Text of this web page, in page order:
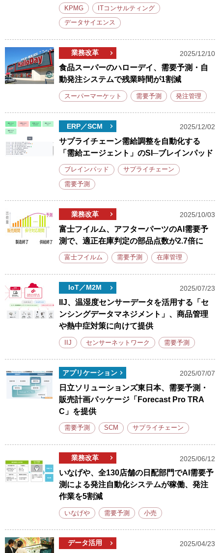
KPMG ITコンサルティング
データサイエンス
業務改革 2025/12/10
食品スーパーのハローデイ、需要予測・自
動発注システムで残業時間が1割減
スーパーマーケット 需要予測 発注管理
ERP／SCM 2025/12/02
サプライチェーン需給調整を自動化する
「需給エージェント」のSI─ブレインパッド
ブレインパッド サプライチェーン
需要予測
業務改革 2025/10/03
富士フイルム、アフターパーツのAI需要予
測で、適正在庫判定の部品点数が2.7倍に
富士フイルム 需要予測 在庫管理
IoT／M2M 2025/07/23
IIJ、温湿度センサーデータを活用する「セ
ンシングデータマネジメント」、商品管理
や熱中症対策に向けて提供
IIJ センサーネットワーク 需要予測
アプリケーション 2025/07/07
日立ソリューションズ東日本、需要予測・
販売計画パッケージ「Forecast Pro TRA
C」を提供
需要予測 SCM サプライチェーン
業務改革 2025/06/12
いなげや、全130店舗の日配部門でAI需要予
測による発注自動化システムが稼働、発注
作業を5割減
いなげや 需要予測 小売
データ活用 2025/04/23